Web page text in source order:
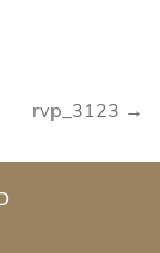
rvp_3123 →